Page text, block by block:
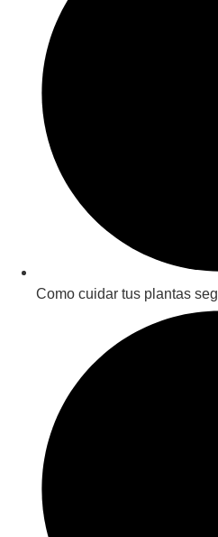
Como cuidar tus plantas